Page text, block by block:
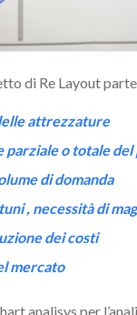
di Re Layout
attrezzature
parziale o totale
di domanda
, necessità di
dei costi
mercato
analisys per